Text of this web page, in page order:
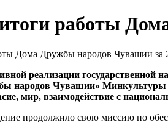
работы
реализации государственной
народов Чувашии»
мир, взаимодействие с
продолжило свою миссию по